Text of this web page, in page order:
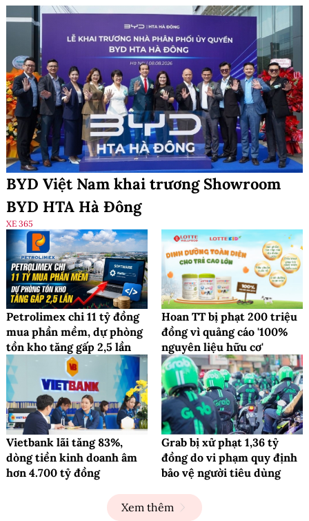
BYD Việt Nam khai trương Showroom
BYD HTA Hà Đông
XE 365
Petrolimex chi 11 tỷ đồng
mua phần mềm, dự phòng
tồn kho tăng gấp 2,5 lần
Hoan TT bị phạt 200 triệu
đồng vì quảng cáo '100%
nguyên liệu hữu cơ'
Vietbank lãi tăng 83%,
dòng tiền kinh doanh âm
hơn 4.700 tỷ đồng
Grab bị xử phạt 1,36 tỷ
đồng do vi phạm quy định
bảo vệ người tiêu dùng
Xem thêm